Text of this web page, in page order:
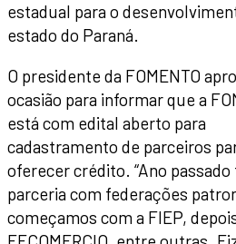
estadual para o
estado do Paraná.
O presidente da FOMENTO
ocasião para informar que a
está com edital aberto para
cadastramento de parceiros
oferecer crédito. “Ano
parceria com federações
começamos com a FIEP,